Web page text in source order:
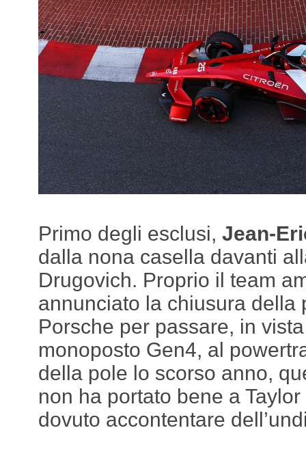
Primo degli esclusi, Jean-
dalla nona casella davanti
Drugovich. Proprio il team
annunciato la chiusura della
Porsche per passare, in
monoposto Gen4, al
della pole lo scorso anno,
non ha portato bene a
dovuto accontentare